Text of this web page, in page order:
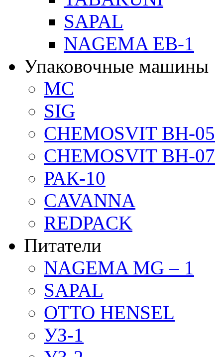
SAPAL
NAGEMA EB-1
Упаковочные машины
MC
SIG
CHEMOSVIT BH-05
CHEMOSVIT BH-07
РАК-10
CAVANNA
REDPACK
Питатели
NAGEMA MG – 1
SAPAL
OTTO HENSEL
УЗ-1